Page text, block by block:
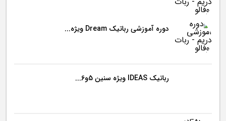
دوره آموزشی رباتیک Dream ویژه...
رباتیک IDEAS ویژه سنین 5و6...